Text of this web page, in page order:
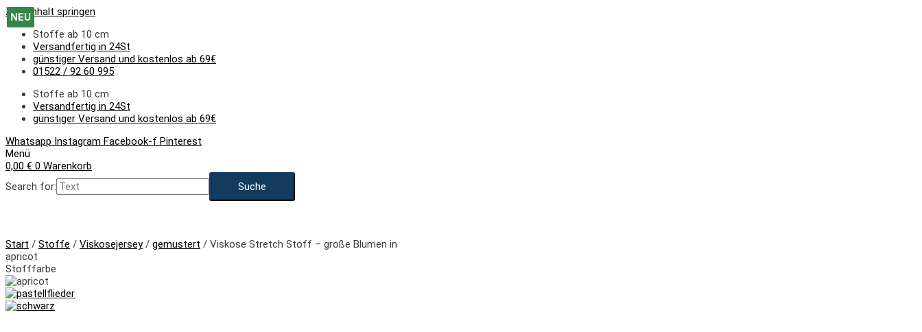
Zum Inhalt springen
Stoffe ab 10 cm
Versandfertig in 24St
günstiger Versand und kostenlos ab 69€
01522 / 92 60 995
Stoffe ab 10 cm
Versandfertig in 24St
günstiger Versand und kostenlos ab 69€
Whatsapp Instagram Facebook-f Pinterest
Menü
0,00 € 0 Warenkorb
Search for:
Start / Stoffe / Viskosejersey/ gemustert / Viskose Stretch Stoff – große Blumen in
apricot
Stofffarbe
NEU
NEU
NEU